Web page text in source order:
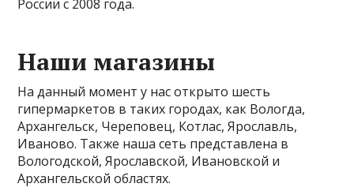
России с 2008 года.
Наши магазины
На данный момент у нас открыто шесть
гипермаркетов в таких городах, как Вологда,
Архангельск, Череповец, Котлас, Ярославль,
Иваново. Также наша сеть представлена в
Вологодской, Ярославской, Ивановской и
Архангельской областях.